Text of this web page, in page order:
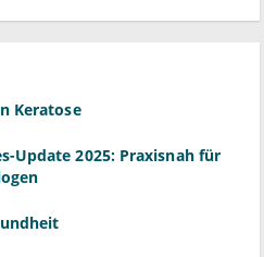
Keratose
Update 2025: Praxisnah für